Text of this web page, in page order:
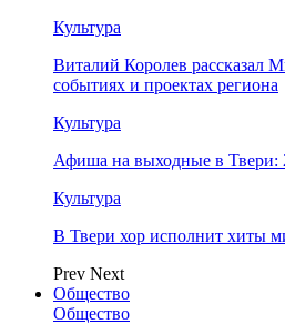
Культура
Виталий Королев рассказал
событиях и проектах региона
Культура
Афиша на выходные в Твери:
Культура
В Твери хор исполнит хиты
Prev Next
Общество
Общество